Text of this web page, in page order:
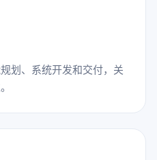
划、系统开发和交付，关